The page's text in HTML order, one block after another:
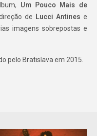
Um Pouco Mais de
de Lucci Antines e
imagens sobrepostas e
pelo Bratislava em 2015.